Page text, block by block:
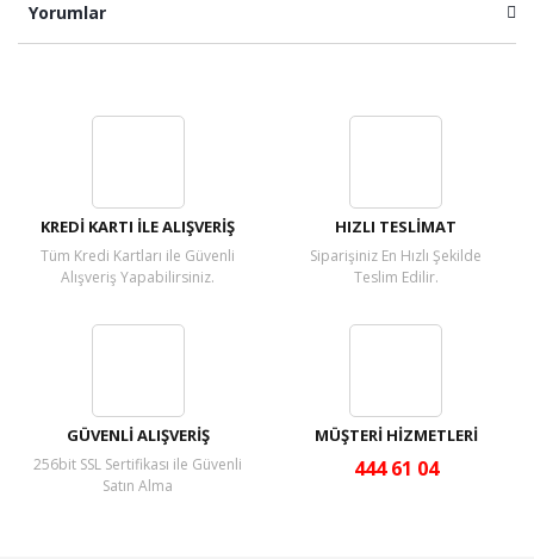
Yorumlar
KREDİ KARTI İLE ALIŞVERİŞ
Tüm Kredi Kartları ile Güvenli
Alışveriş Yapabilirsiniz.
HIZLI TESLİMAT
Siparişiniz En Hızlı Şekilde
Teslim Edilir.
GÜVENLİ ALIŞVERİŞ
256bit SSL Sertifikası ile Güvenli
Satın Alma
MÜŞTERİ HİZMETLERİ
444 61 04